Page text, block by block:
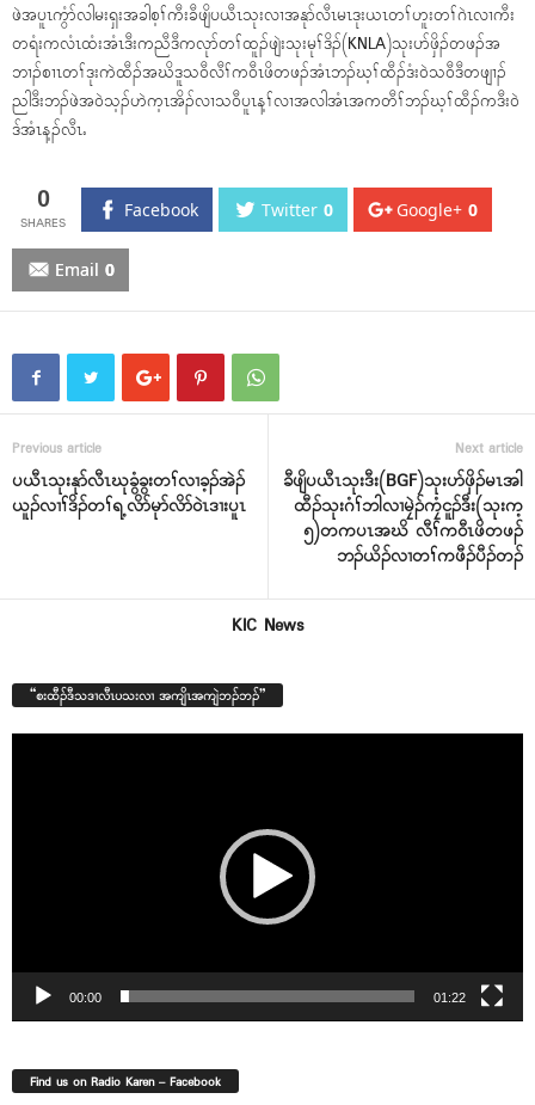
ဖဲအပူၤကွံာ်လါမးရှးအခါစ့ၢ်ကီးခီဖျိပယီၤသုးလၢအနုာ်လီၤမၤဒုးယၤတၢ်ဟူးတၢ်ဂဲၤလၢကီး
တရံးကလံၤထံးအံၤဒီးကညီဒီကလုာ်တၢ်ထူၣ်ဖျဲးသုးမုၢ်ဒိၣ်(KNLA)သုးပာ်ဖှိၣ်တဖၣ်အ
ဘၢၣ်စၢၤတၢ်ဒုးကဲထီၣ်အဃိဒူသ၀ီလီၢ်က၀ီၤဖိတဖၣ်အံၤဘၣ်ဃ့ၢ်ထီၣ်ဒံး၀ဲသ၀ီဒီတဖျၢၣ်
ညါဒီးဘၣ်ဖဲအ၀ဲသ့ၣ်ဟဲက့ၤအိၣ်လၢသ၀ီပူၤန့ၢ်လၢအလါအံၤအကတီၢ်ဘၣ်ဃ့ၢ်ထီၣ်ကဒီး၀ဲ
ဒ်အံၤန့ၣ်လီၤႉ
0 Facebook Twitter 0 Google+ 0
Email 0
Previous article
ပယီၤသုးနုာ်လီၤဃုခွံခွးတၢ်လၢခ့ၣ်အဲၣ်
ယူၣ်လၢၢ်ဒိၣ်တၢ်ရ့လိာ်မုာ်လိာ်၀ဲၤဒၢးပူၤ
Next article
ခီဖျိပယီၤသုးဒီး(BGF)သုးပာ်ဖှိၣ်မၤအါ
ထီၣ်သုးဂံၢ်ဘါလၢမၠဲၣ်ကၠံငူၣ်ဒီး(သုးက့
၅)တကပၤအဃိ လီၢ်က၀ီၤဖိတဖၣ်
ဘၣ်ယိၣ်လၢတၢ်ကဖီၣ်ပီၣ်တၣ်
KIC News
“စးထီၣ်ဒီသဒၢလီၤပသးလၢ အကျိၤအကျဲဘၣ်ဘၣ်”
00:00 01:22
Find us on Radio Karen – Facebook